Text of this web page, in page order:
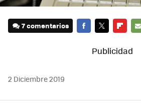
7 comentarios
2 Diciembre 2019